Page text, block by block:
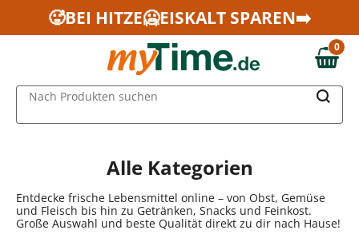
Zum Hauptinhalt springen
Zur Navigation springen
Zur Suche springen
🥵BEI HITZE🥶EISKALT SPAREN➡️
0,00 €
0
Nach Produkten suchen
Alle Kategorien
Entdecke frische Lebensmittel online – von Obst, Gemüse
und Fleisch bis hin zu Getränken, Snacks und Feinkost.
Große Auswahl und beste Qualität direkt zu dir nach Hause!